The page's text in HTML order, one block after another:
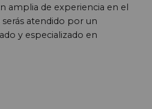
amplia de experiencia en el
atendido por un
y especializado en